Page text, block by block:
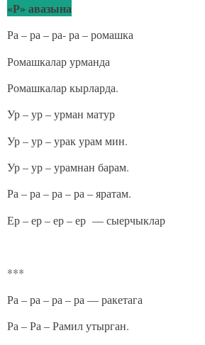
«Р» авазына
Ра – ра – ра- ра – ромашка
Ромашкалар урманда
Ромашкалар кырларда.
Ур – ур – урман матур
Ур – ур – урак урам мин.
Ур – ур – урамнан барам.
Ра – ра – ра – ра – яратам.
Ер – ер – ер – ер — сыерчыклар
***
Ра – ра – ра – ра — ракетага
Ра – Ра – Рамил утырган.